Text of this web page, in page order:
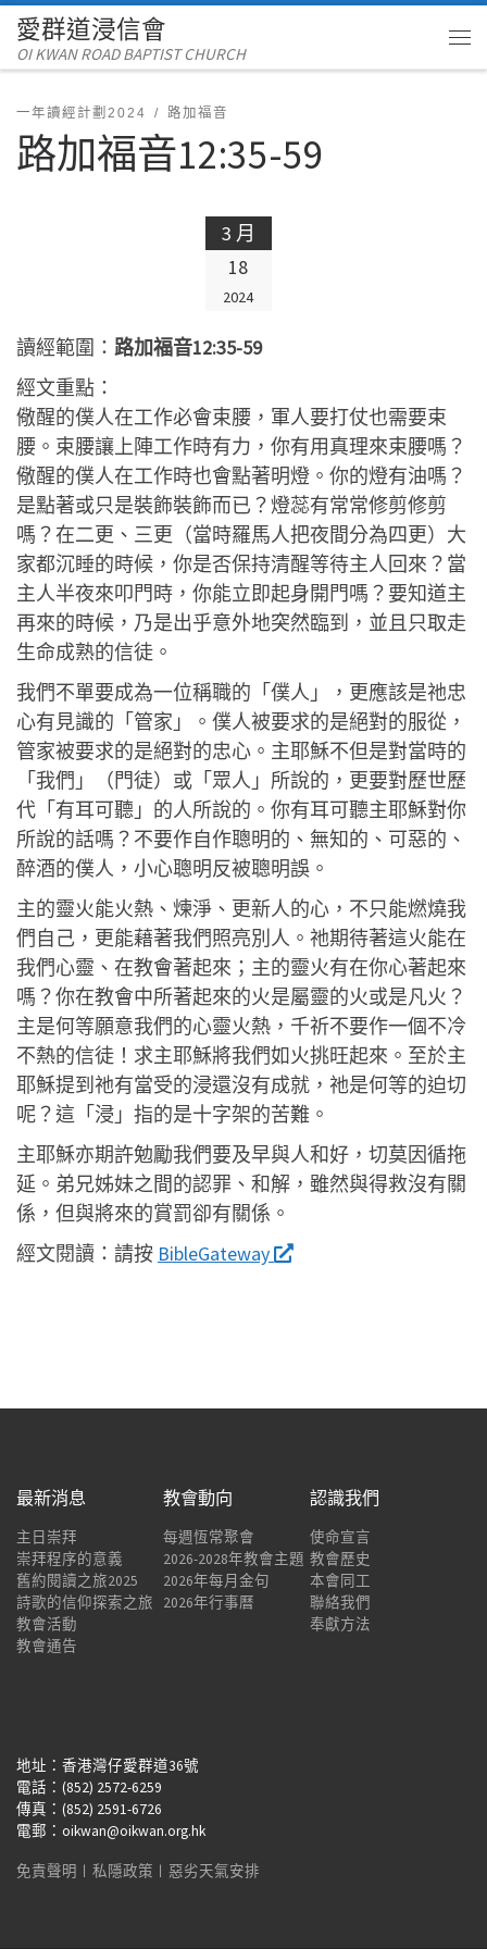
Skip to content
愛群道浸信會
OI KWAN ROAD BAPTIST CHURCH
一年讀經計劃2024 路加福音
路加福音12:35-59
3 月
18
2024
讀經範圍： 路加福音12:35-59
經文重點：
儆醒的僕人在工作必會束腰，軍人要打仗也需要束
腰。束腰讓上陣工作時有力，你有用真理來束腰嗎？
儆醒的僕人在工作時也會點著明燈。你的燈有油嗎？
是點著或只是裝飾裝飾而已？燈蕊有常常修剪修剪
嗎？在二更、三更（當時羅馬人把夜間分為四更）大
家都沉睡的時候，你是否保持清醒等待主人回來？當
主人半夜來叩門時，你能立即起身開門嗎？要知道主
再來的時候，乃是出乎意外地突然臨到，並且只取走
生命成熟的信徒。
我們不單要成為一位稱職的「僕人」，更應該是祂忠
心有見識的「管家」。僕人被要求的是絕對的服從，
管家被要求的是絕對的忠心。主耶穌不但是對當時的
「我們」（門徒）或「眾人」所說的，更要對歷世歷
代「有耳可聽」的人所說的。你有耳可聽主耶穌對你
所說的話嗎？不要作自作聰明的、無知的、可惡的、
醉酒的僕人，小心聰明反被聰明誤。
主的靈火能火熱、煉淨、更新人的心，不只能燃燒我
們自己，更能藉著我們照亮別人。祂期待著這火能在
我們心靈、在教會著起來；主的靈火有在你心著起來
嗎？你在教會中所著起來的火是屬靈的火或是凡火？
主是何等願意我們的心靈火熱，千祈不要作一個不冷
不熱的信徒！求主耶穌將我們如火挑旺起來。至於主
耶穌提到祂有當受的浸還沒有成就，祂是何等的迫切
呢？這「浸」指的是十字架的苦難。
主耶穌亦期許勉勵我們要及早與人和好，切莫因循拖
延。弟兄姊妹之間的認罪、和解，雖然與得救沒有關
係，但與將來的賞罰卻有關係。
經文閱讀： 請按 BibleGateway
最新消息
主日崇拜
崇拜程序的意義
舊約閱讀之旅2025
詩歌的信仰探索之旅
教會活動
教會通告
教會動向
每週恆常聚會
2026-2028年教會主題
2026年每月金句
2026年行事曆
認識我們
使命宣言
教會歷史
本會同工
聯絡我們
奉獻方法
地址：香港灣仔愛群道36號
電話：(852) 2572-6259
傳真：(852) 2591-6726
電郵：oikwan@oikwan.org.hk
免責聲明 ︱ 私隱政策 ︱ 惡劣天氣安排